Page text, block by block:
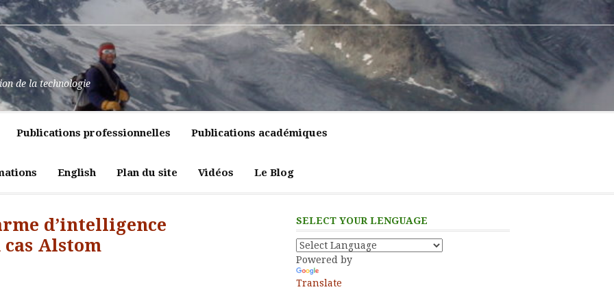
de la technologie
Publications professionnelles Publications académiques
English Plan du site Vidéos Le Blog
d’intelligence
Alstom
SELECT YOUR LENGUAGE
Powered by
Translate